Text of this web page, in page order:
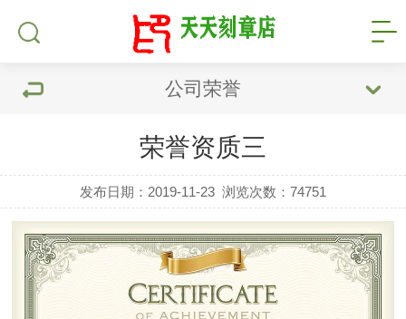
公司荣誉
荣誉资质三
发布日期：2019-11-23 浏览次数：74751